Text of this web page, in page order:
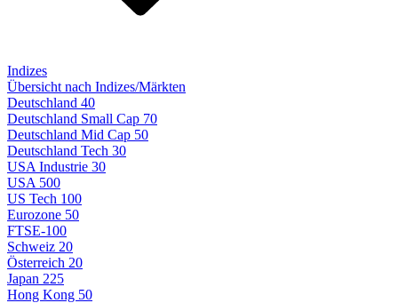
Indizes
Übersicht nach Indizes/Märkten
Deutschland 40
Deutschland Small Cap 70
Deutschland Mid Cap 50
Deutschland Tech 30
USA Industrie 30
USA 500
US Tech 100
Eurozone 50
FTSE-100
Schweiz 20
Österreich 20
Japan 225
Hong Kong 50